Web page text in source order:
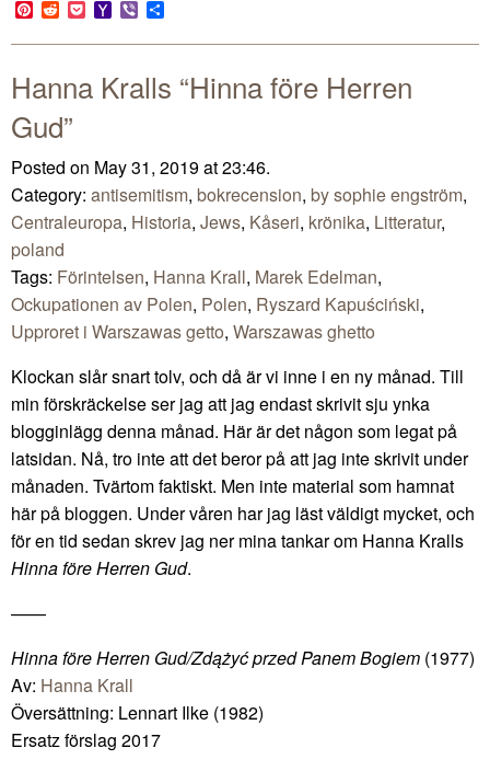
Pinterest
RedditPocketYahoo
Mail
Viber
Hanna Kralls “Hinna före Herren
Gud”
Posted on May 31, 2019 at 23:46.
Category: antisemitism, bokrecension, by sophie engström,
Centraleuropa, Historia, Jews, Kåseri, krönika, Litteratur,
poland
Tags: Förintelsen, Hanna Krall, Marek Edelman,
Ockupationen av Polen, Polen, Ryszard Kapuściński,
Upproret i Warszawas getto, Warszawas ghetto
Klockan slår snart tolv, och då är vi inne i en ny månad. Till
min förskräckelse ser jag att jag endast skrivit sju ynka
blogginlägg denna månad. Här är det någon som legat på
latsidan. Nå, tro inte att det beror på att jag inte skrivit under
månaden. Tvärtom faktiskt. Men inte material som hamnat
här på bloggen. Under våren har jag läst väldigt mycket, och
för en tid sedan skrev jag ner mina tankar om Hanna Kralls
Hinna före Herren Gud.
——
Hinna före Herren Gud/Zdążyć przed Panem Bogiem (1977)
Av: Hanna Krall
Översättning: Lennart Ilke (1982)
Ersatz förslag 2017